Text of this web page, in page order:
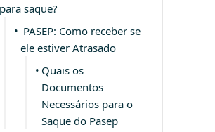
para saque?
PASEP: Como receber se
ele estiver Atrasado
Quais os
Documentos
Necessários para o
Saque do Pasep